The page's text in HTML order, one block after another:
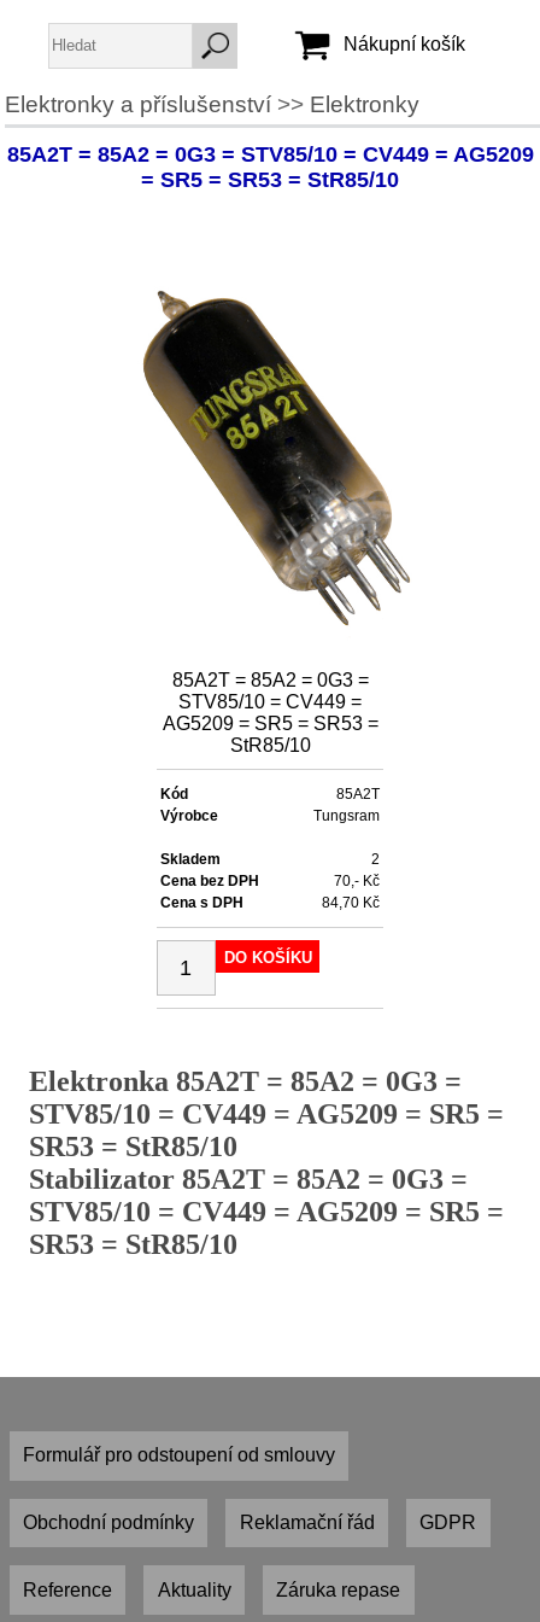
Jméno:
Heslo:
Nákupní košík
Elektronky a příslušenství>> Elektronky
85A2T = 85A2 = 0G3 = STV85/10 = CV449 = AG5209
= SR5 = SR53 = StR85/10
85A2T = 85A2 = 0G3 =
STV85/10 = CV449 =
AG5209 = SR5 = SR53 =
StR85/10
Kód
85A2T
Výrobce
Tungsram
Skladem
2
Cena bez DPH
70,- Kč
Cena s DPH
84,70 Kč
DO KOŠÍKU
Elektronka 85A2T = 85A2 = 0G3 =
STV85/10 = CV449 = AG5209 = SR5 =
SR53 = StR85/10
Stabilizator 85A2T = 85A2 = 0G3 =
STV85/10 = CV449 = AG5209 = SR5 =
SR53 = StR85/10
Formulář pro odstoupení od smlouvy
Obchodní podmínky Reklamační řád GDPR
Reference Aktuality Záruka repase